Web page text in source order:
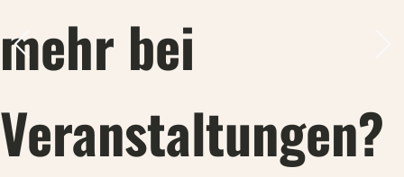
mehr bei
Veranstaltungen?